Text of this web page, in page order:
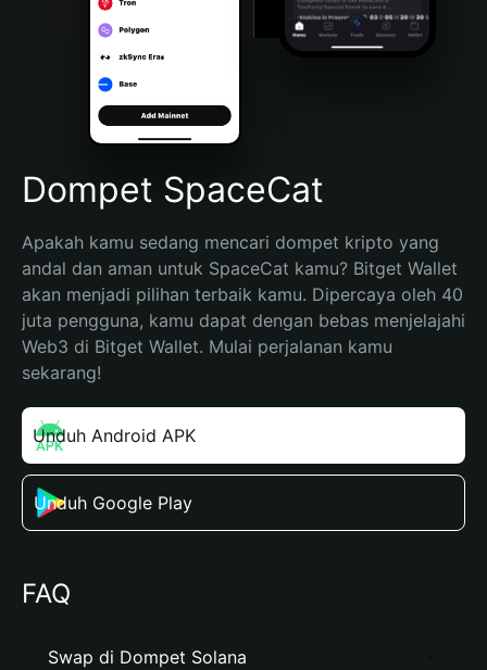
Português (Brasil)
Español (Argentina)
Dompet SpaceCat
Apakah kamu sedang mencari dompet kripto yang
andal dan aman untuk SpaceCat kamu? Bitget Wallet
akan menjadi pilihan terbaik kamu. Dipercaya oleh 40
juta pengguna, kamu dapat dengan bebas menjelajahi
Web3 di Bitget Wallet. Mulai perjalanan kamu
sekarang!
Unduh Android APK
Unduh Google Play
FAQ
Swap di Dompet Solana